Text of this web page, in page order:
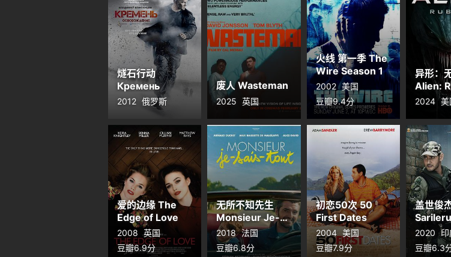
燧石行动
Кремень
2012 俄罗斯
废人 Wasteman
2025 英国
火线 第一季 The
Wire Season 1
2002 美国
豆瓣9.4分
异形：
Alien:
2024
爱的边缘 The
Edge of Love
2008 英国
豆瓣6.9分
无所不知先生
Monsieur Je-
Sais-Tout
2018 法国
豆瓣6.8分
初恋50次 50
First Dates
2004 美国
豆瓣7.9分
盖世俊
Sarileru
2020
豆瓣6.3